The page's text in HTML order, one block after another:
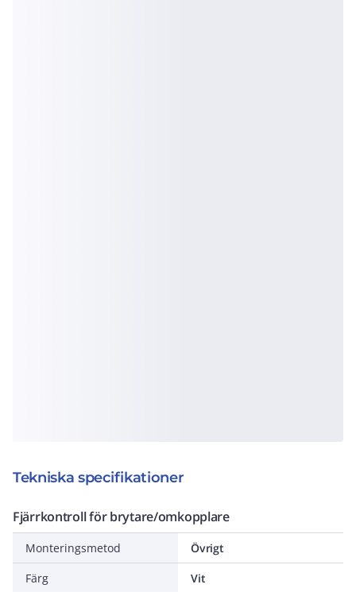
Tekniska specifikationer
Fjärrkontroll för brytare/omkopplare
Monteringsmetod
Övrigt
Färg
Vit